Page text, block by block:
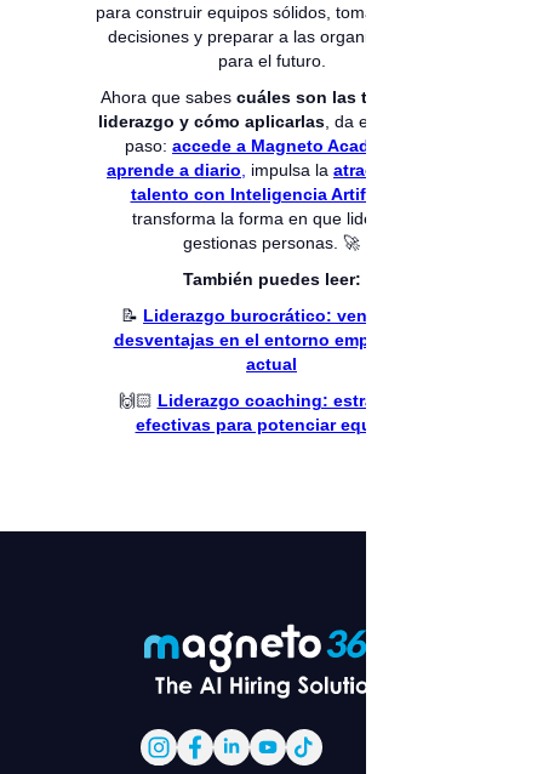
para construir equipos sólidos, tomar mejores
decisiones y preparar a las organizaciones
para el futuro.
Ahora que sabes cuáles son las teorías de
liderazgo y cómo aplicarlas, da el siguiente
paso: accede a Magneto Academy y
aprende a diario
impulsa la atracción de
talento con Inteligencia Artificial
transforma la forma en que lideras y
gestionas personas. 🚀
También puedes leer:
📝 Liderazgo burocrático: ventajas y
desventajas en el entorno empresarial
actual
🙌🏻 Liderazgo coaching: estrategias
efectivas para potenciar equipos